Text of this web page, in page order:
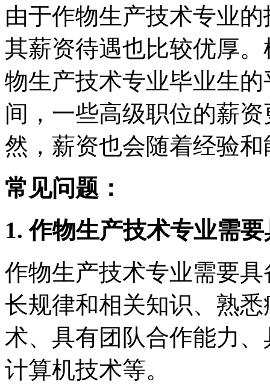
由于作物生产技术专业
其薪资待遇也比较优厚
物生产技术专业毕业生
间，一些高级职位的薪
然，薪资也会随着经验
常见问题：
1. 作物生产技术专业需
作物生产技术专业需要
长规律和相关知识、熟
术、具有团队合作能力
计算机技术等。